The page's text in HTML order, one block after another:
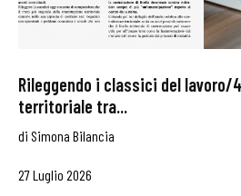
Rileggendo i classici del
territoriale tra...
di Simona Bilancia
27 Luglio 2026